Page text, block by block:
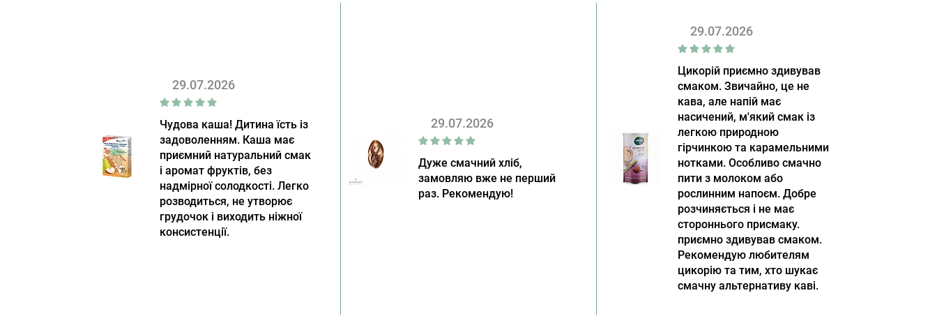
29.07.2026
Чудова каша! Дитина їсть із
задоволенням. Каша має
приємний натуральний смак
і аромат фруктів, без
надмірної солодкості. Легко
розводиться, не утворює
грудочок і виходить ніжної
консистенції.
29.07.2026
Дуже смачний хліб,
замовляю вже не перший
раз. Рекомендую!
29.07.2026
Цикорій приємно здивував
смаком. Звичайно, це не
кава, але напій має
насичений, м'який смак із
легкою природною
гірчинкою та карамельними
нотками. Особливо смачно
пити з молоком або
рослинним напоєм. Добре
розчиняється і не має
стороннього присмаку.
приємно здивував смаком.
Рекомендую любителям
цикорію та тим, хто шукає
смачну альтернативу каві.